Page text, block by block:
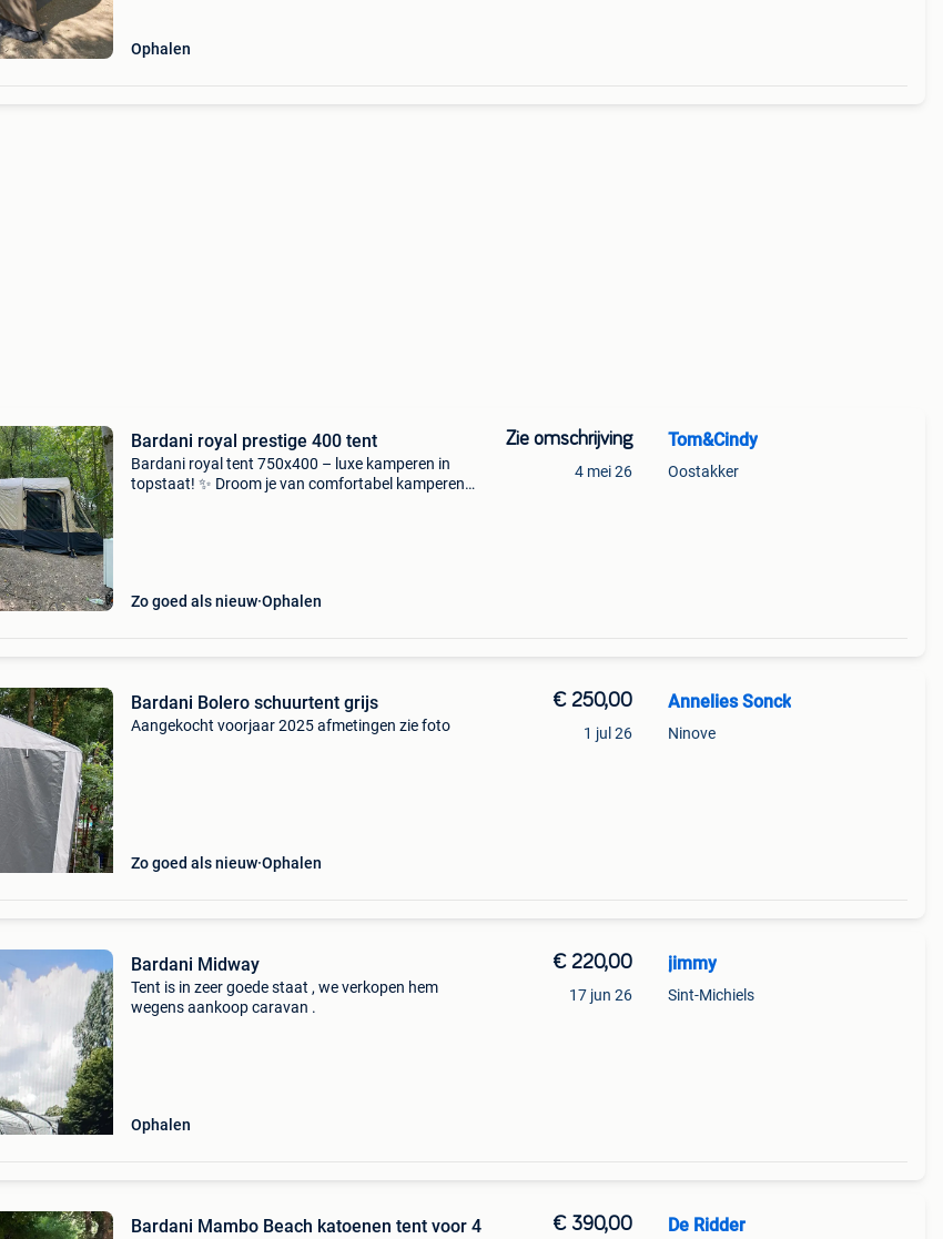
Ophalen
Bardani royal prestige 400 tent
Bardani royal tent 750x400 – luxe kamperen in
topstaat! ✨ Droom je van comfortabel kamperen
Zo goed als nieuw Ophalen
Zie omschrijving
4 mei 26
Tom&Cindy
Oostakker
Bardani Bolero schuurtent grijs
Aangekocht voorjaar 2025 afmetingen zie foto
Zo goed als nieuw Ophalen
€ 250,00
1 jul 26
Annelies Sonck
Ninove
Bardani Midway
Tent is in zeer goede staat , we verkopen hem
wegens aankoop caravan .
Ophalen
€ 220,00
17 jun 26
jimmy
Sint-Michiels
Bardani Mambo Beach katoenen tent voor 4
€ 390,00 De Ridder